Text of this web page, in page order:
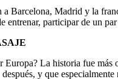
a Barcelona, Madrid y la
entrenar, participar de un
Europa? La historia fue
y que